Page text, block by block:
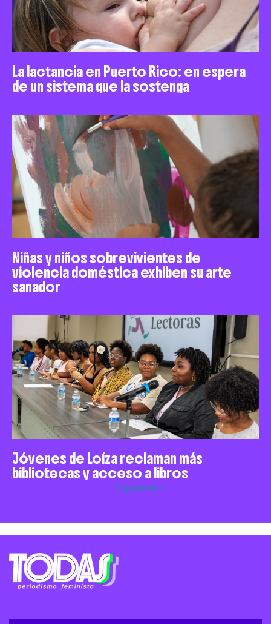
La lactancia en Puerto Rico: en espera
de un sistema que la sostenga
Niñas y niños sobrevivientes de
violencia doméstica exhiben su arte
sanador
Jóvenes de Loíza reclaman más
bibliotecas y acceso a libros
Siguiente »